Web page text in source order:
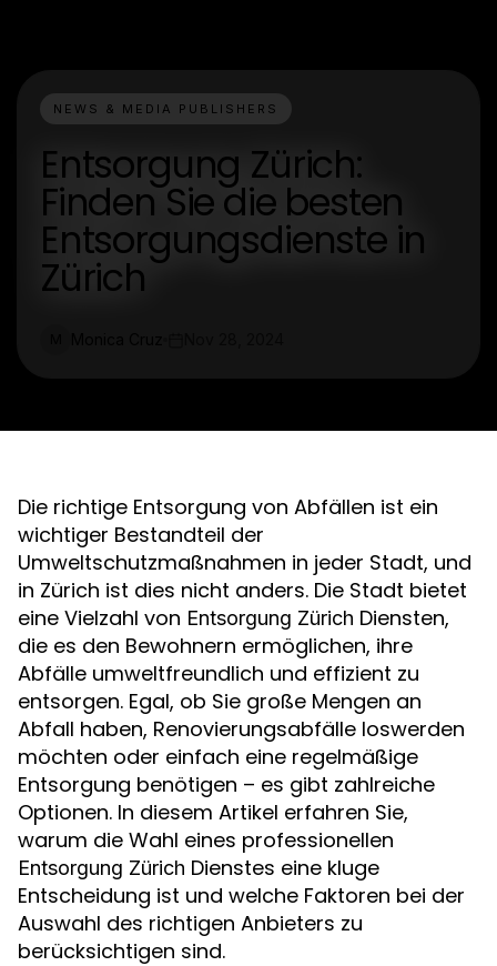
NEWS & MEDIA PUBLISHERS
Entsorgung Zürich:
Finden Sie die besten
Entsorgungsdienste in
Zürich
Die richtige Entsorgung von Abfällen ist ein
wichtiger Bestandteil der
Umweltschutzmaßnahmen in jeder Stadt, und
in Zürich ist dies nicht anders. Die Stadt bietet
eine Vielzahl von Entsorgung Zürich Diensten,
die es den Bewohnern ermöglichen, ihre
Abfälle umweltfreundlich und effizient zu
entsorgen. Egal, ob Sie große Mengen an
Abfall haben, Renovierungsabfälle loswerden
möchten oder einfach eine regelmäßige
Entsorgung benötigen – es gibt zahlreiche
Optionen. In diesem Artikel erfahren Sie,
warum die Wahl eines professionellen
Entsorgung Zürich Dienstes eine kluge
Entscheidung ist und welche Faktoren bei der
Auswahl des richtigen Anbieters zu
berücksichtigen sind.